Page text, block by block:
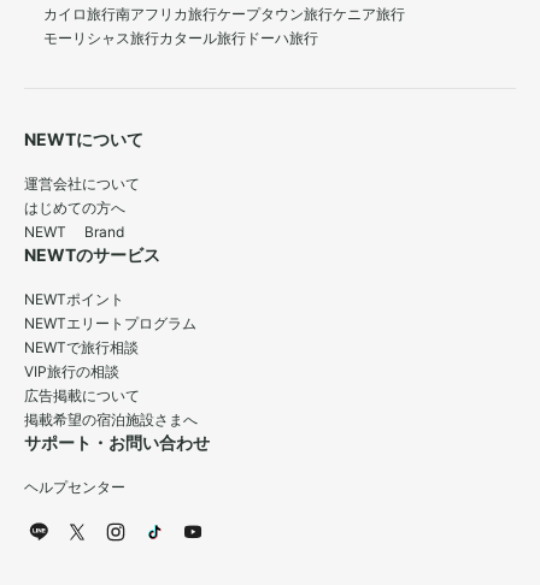
カイロ旅行南アフリカ旅行ケープタウン旅行ケニア旅行
モーリシャス旅行カタール旅行 ドーハ旅行
NEWTについて
運営会社について
はじめての方へ
NEWT Brand
NEWTのサービス
NEWTポイント
NEWTエリートプログラム
NEWTで旅行相談
VIP旅行の相談
広告掲載について
掲載希望の宿泊施設さまへ
サポート・お問い合わせ
ヘルプセンター